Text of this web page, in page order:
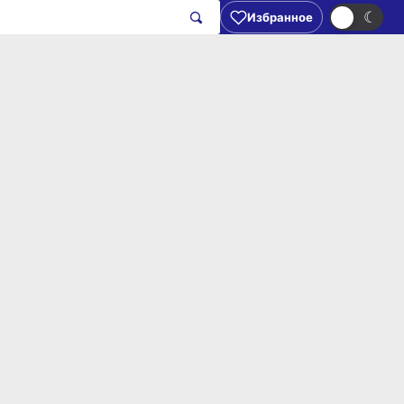
Избранное ☀ ☾